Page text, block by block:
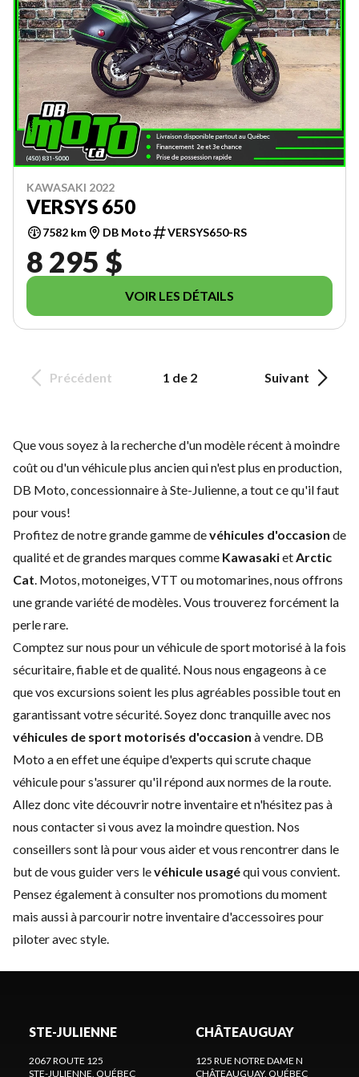
KAWASAKI 2022
VERSYS 650
7582 km DB Moto VERSYS650-RS
8 295 $
VOIR LES DÉTAILS
Précédent 1 de 2 Suivant
Que vous soyez à la recherche d'un modèle récent à moindre
coût ou d'un véhicule plus ancien qui n'est plus en production,
DB Moto, concessionnaire à Ste-Julienne, a tout ce qu'il faut
pour vous!
Profitez de notre grande gamme devéhicules d'occasion de
qualité et de grandes marques comme KawasakietArctic
Cat. Motos,motoneiges,VTT ou motomarines, nous offrons
une grande variété de modèles. Vous trouverez forcément la
perle rare.
Comptez sur nous pour un véhicule de sport motorisé à la fois
sécuritaire, fiable et de qualité. Nous nous engageons à ce
que vos excursions soient les plus agréables possible tout en
garantissant votre sécurité. Soyez donc tranquille avec nos
véhicules de sport motorisés d'occasion à vendre. DB
Moto a en effet une équipe d'experts qui scrute chaque
véhicule pour s'assurer qu'il répond aux normes de la route.
Allez donc vite découvrir notre inventaire et n'hésitez pas à
nous contactersi vous avez la moindre question. Nos
conseillers sont là pour vous aider et vous rencontrer dans le
but de vous guider vers levéhicule usagéqui vous convient.
Pensez également à consulter nos promotions du moment
mais aussi à parcourir notre inventaire d'accessoires pour
piloter avec style.
STE-JULIENNE
2067 ROUTE 125
STE-JULIENNE, QUÉBEC
CHÂTEAUGUAY
125 RUE NOTRE DAME N
CHÂTEAUGUAY, QUÉBEC